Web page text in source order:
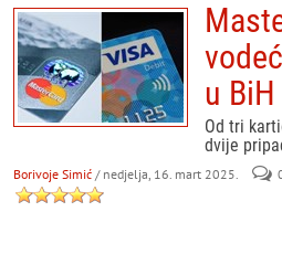
u BiH
Od tri
dvije
Borivoje Simić / nedjelja, 16. mart 2025.